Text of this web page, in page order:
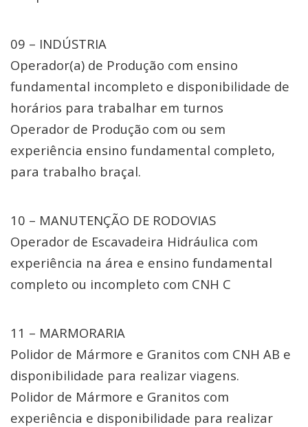
09 – INDÚSTRIA
Operador(a) de Produção com ensino
fundamental incompleto e disponibilidade de
horários para trabalhar em turnos
Operador de Produção com ou sem
experiência ensino fundamental completo,
para trabalho braçal.
10 – MANUTENÇÃO DE RODOVIAS
Operador de Escavadeira Hidráulica com
experiência na área e ensino fundamental
completo ou incompleto com CNH C
11 – MARMORARIA
Polidor de Mármore e Granitos com CNH AB e
disponibilidade para realizar viagens.
Polidor de Mármore e Granitos com
experiência e disponibilidade para realizar